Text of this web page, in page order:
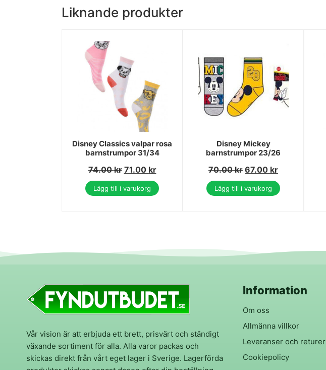
Liknande produkter
Disney Classics valpar rosa
barnstrumpor 31/34
74.00kr 71.00 kr
Lägg till i varukorg
Disney Mickey
barnstrumpor 23/26
70.00kr 67.00 kr
Lägg till i varukorg
Vår vision är att erbjuda ett brett, prisvärt och ständigt
växande sortiment för alla. Alla varor packas och
skickas direkt från vårt eget lager i Sverige. Lagerförda
Information
Om oss
Allmänna villkor
Leveranser och returer
Cookiepolicy